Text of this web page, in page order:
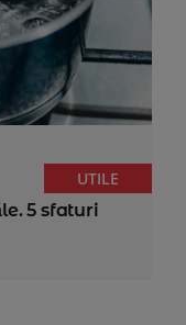
UTILE
5 sfaturi